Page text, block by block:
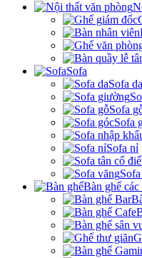
Sofa
Sofa da
Sofa
Sofa
Sofa nỉ
Bàn ghế các